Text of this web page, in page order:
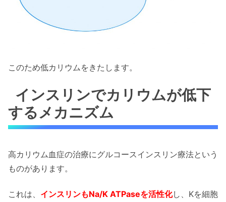
このため低カリウムをきたします。
インスリンでカリウムが低下
するメカニズム
高カリウム血症の治療にグルコースインスリン療法という
ものがあります。
これは、 インスリンもNa/K ATPaseを活性化し、Kを細胞